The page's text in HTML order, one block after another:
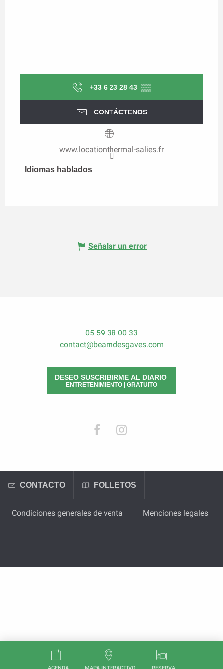
+33 6 23 28 43 ▒▒
CONTÁCTENOS
www.locationthermal-salies.fr
Idiomas hablados
Idiomas hablados
Señalar un error
05 59 38 00 33
contact@bearndesgaves.com
DESEO SUSCRIBIRME AL DIARIO
ENTRETENIMIENTO | GRATUITO
CONTACTO FOLLETOS
Condiciones generales de venta Menciones legales